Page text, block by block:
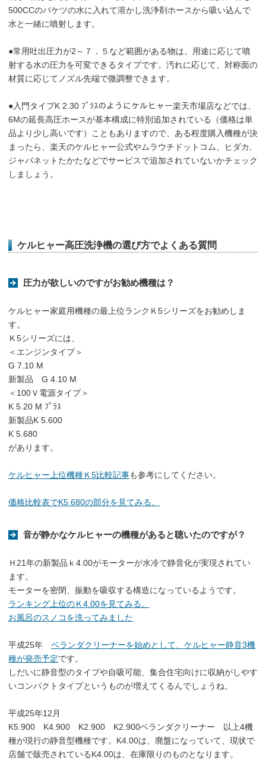
500CCのバケツの水に入れて溶かし洗浄剤ホースから吸い込んで
水と一緒に噴射します。
●常用吐出圧力が2～７．５など範囲がある物は、用途に応じて噴
射する水の圧力を可変できるタイプです。汚れに応じて、対称面の
材質に応じてノズル先端で微調整できます。
●入門タイプK 2.30 ﾌﾟﾗｽのようにケルヒャー楽天市場店などでは、
6Mの延長高圧ホースが基本構成に特別追加されている（価格は単
品より少し高いです）こともありますので、ある程度購入機種が決
まったら、楽天のケルヒャー公式やムラウチドットコム、ヒダカ,
ジャパネットたかたなどでサービスで追加されていないかチェック
しましょう。
ケルヒャー高圧洗浄機の選び方でよくある質問
圧力が欲しいのですがお勧め機種は？
ケルヒャー家庭用機種の最上位ランクＫ5シリーズをお勧めしま
す。
Ｋ5シリーズには、
＜エンジンタイプ＞
G 7.10 M
新製品 G 4.10 M
＜100Ｖ電源タイプ＞
K 5.20 M ﾌﾟﾗｽ
新製品K 5.600
K 5.680
があります。
ケルヒャー上位機種Ｋ5比較記事も参考にしてください。
価格比較表でK5.680の部分を見てみる。
音が静かなケルヒャーの機種があると聴いたのですが？
Ｈ21年の新製品ｋ4.00がモーターが水冷で静音化が実現されてい
ます。
モーターを密閉、振動を吸収する構造になっているようです。
ランキング上位のＫ4.00を見てみる。
お風呂のスノコを洗ってみました
平成25年 ベランダクリーナーを始めとして、ケルヒャー静音3機
種が発売予定です。
しだいに静音型のタイプや自吸可能、集合住宅向けに収納がしやす
いコンパクトタイプというものが増えてくるんでしょうね。
平成25年12月
K5.900 K4.900 K2.900 K2.900ベランダクリーナー 以上4機
種が現行の静音型機種です。K4.00は、廃盤になっていて、現状で
店舗で販売されているK4.00は、在庫限りのものとなります。